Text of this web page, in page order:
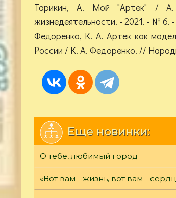
Тарикин, А. Мой "Артек" / А.
жизнедеятельности. - 2021. - № 6.
Федоренко, К. А. Артек как
России / К. А. Федоренко. //
Еще новинки:
О тебе, любимый город
«Вот вам - жизнь, вот вам -